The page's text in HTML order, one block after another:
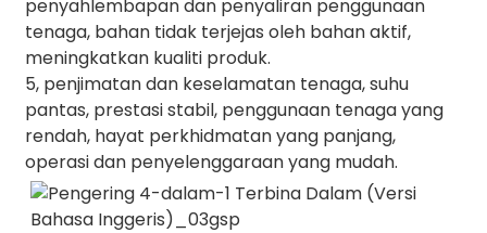
penyahlembapan dan penyaliran penggunaan
tenaga, bahan tidak terjejas oleh bahan aktif,
meningkatkan kualiti produk.
5, penjimatan dan keselamatan tenaga, suhu
pantas, prestasi stabil, penggunaan tenaga yang
rendah, hayat perkhidmatan yang panjang,
operasi dan penyelenggaraan yang mudah.